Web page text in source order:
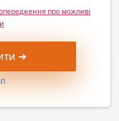
про можливі
➜